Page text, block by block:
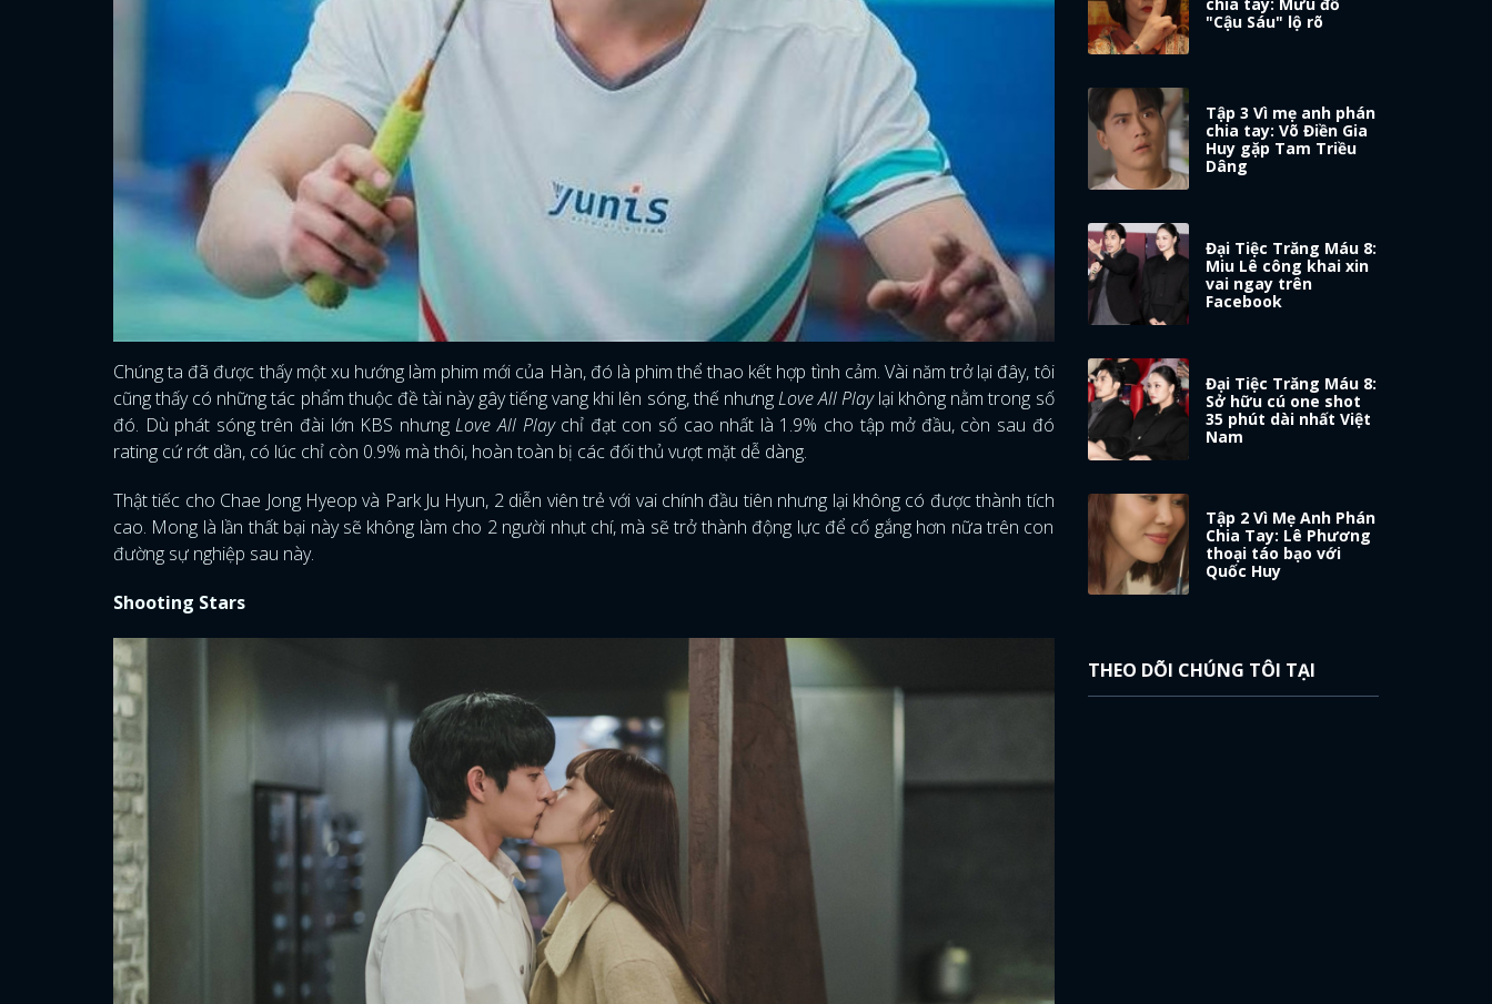
ĐĂNG NHẬP
FACEBOOK
Chúng ta đã được thấy một xu hướng làm phim mới của Hàn, đó là phim thể thao kết hợp tình cảm. Vài năm trở lại đây, tôi
cũng thấy có những tác phẩm thuộc đề tài này gây tiếng vang khi lên sóng, thế nhưngLove All Playlại không nằm trong số
đó. Dù phát sóng trên đài lớn KBS nhưngLove All Playchỉ đạt con số cao nhất là 1.9% cho tập mở đầu, còn sau đó
rating cứ rớt dần, có lúc chỉ còn 0.9% mà thôi, hoàn toàn bị các đối thủ vượt mặt dễ dàng.
Thật tiếc cho Chae Jong Hyeop và Park Ju Hyun, 2 diễn viên trẻ với vai chính đầu tiên nhưng lại không có được thành tích
cao. Mong là lần thất bại này sẽ không làm cho 2 người nhụt chí, mà sẽ trở thành động lực để cố gắng hơn nữa trên con
đường sự nghiệp sau này.
Shooting Stars
"Cậu Sáu" lộ rõ
Tập 3 Vì mẹ anh phán
chia tay: Võ Điền Gia
Huy gặp Tam Triều
Dâng
Đại Tiệc Trăng Máu 8:
Miu Lê công khai xin
vai ngay trên
Facebook
Đại Tiệc Trăng Máu 8:
Sở hữu cú one shot
35 phút dài nhất Việt
Nam
Tập 2 Vì Mẹ Anh Phán
Chia Tay: Lê Phương
thoại táo bạo với
Quốc Huy
THEO DÕI CHÚNG TÔI TẠI